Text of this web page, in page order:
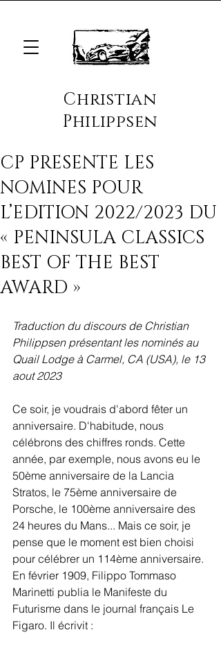
Christian
Philippsen
CP PRESENTE LES
NOMINES POUR
L’EDITION 2022/2023 DU
« PENINSULA CLASSICS
BEST OF THE BEST
AWARD »
Traduction du discours de Christian
Philippsen présentant les nominés au
Quail Lodge à Carmel, CA (USA), le 13
aout 2023
Ce soir, je voudrais d'abord fêter un
anniversaire. D'habitude, nous
célébrons des chiffres ronds. Cette
année, par exemple, nous avons eu le
50ème anniversaire de la Lancia
Stratos, le 75ème anniversaire de
Porsche, le 100ème anniversaire des
24 heures du Mans... Mais ce soir, je
pense que le moment est bien choisi
pour célébrer un 114ème anniversaire.
En février 1909, Filippo Tommaso
Marinetti publia le Manifeste du
Futurisme dans le journal français Le
Figaro. Il écrivit :